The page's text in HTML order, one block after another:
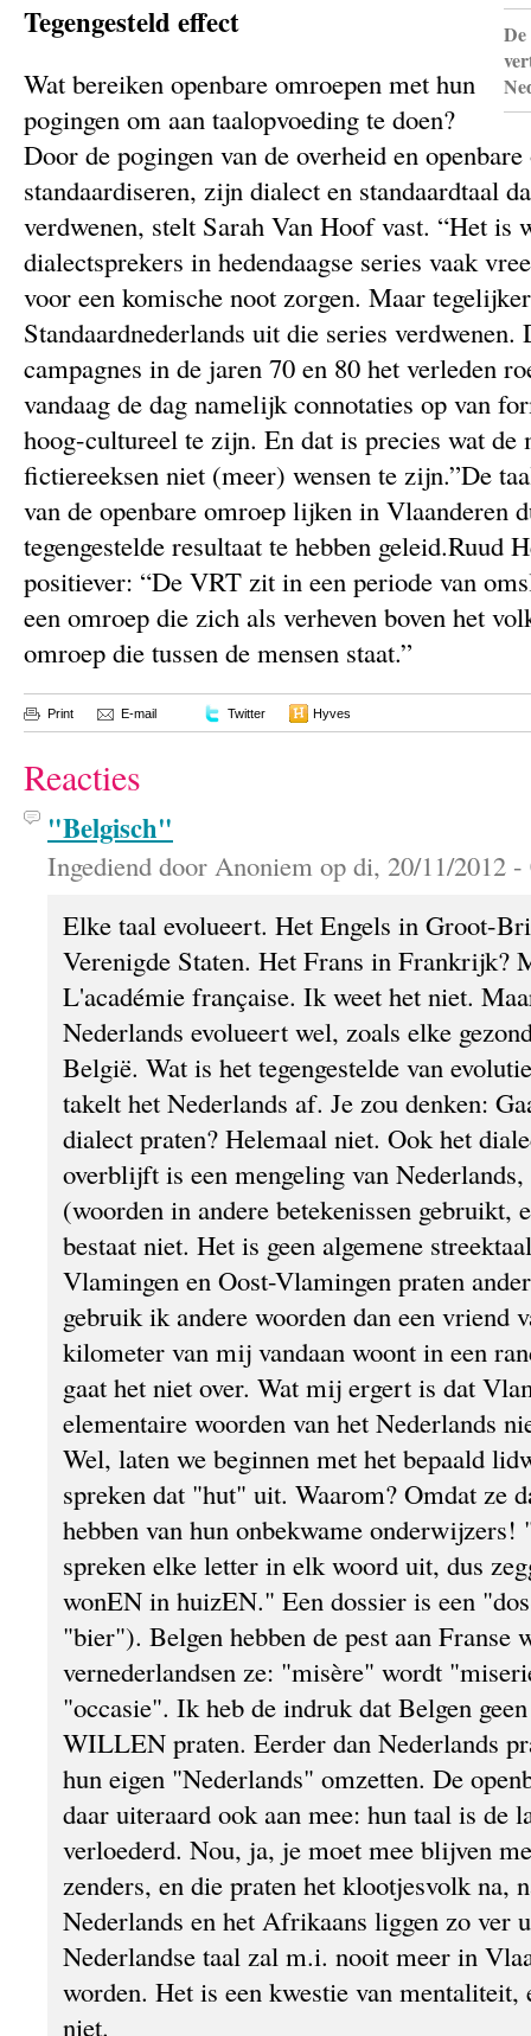
Tegengesteld effect
Wat bereiken openbare omroepen met hun
pogingen om aan taalopvoeding te doen?
Door de pogingen van de overheid en
standaardiseren, zijn dialect en standaardtaal
verdwenen, stelt Sarah Van Hoof vast. “Het is
dialectsprekers in hedendaagse series vaak
voor een komische noot zorgen. Maar
Standaardnederlands uit die series verdwenen.
campagnes in de jaren 70 en 80 het verleden
vandaag de dag namelijk connotaties op van
hoog-cultureel te zijn. En dat is precies wat de
fictiereeksen niet (meer) wensen te zijn.”De
van de openbare omroep lijken in Vlaanderen
tegengestelde resultaat te hebben geleid.Ruud
positiever: “De VRT zit in een periode van
een omroep die zich als verheven boven het
omroep die tussen de mensen staat.”
Print E-mail Twitter Hyves
Reacties
"Belgisch"
Ingediend door Anoniem op di, 20/11/2012 -
Elke taal evolueert. Het Engels in Groot-
Verenigde Staten. Het Frans in Frankrijk?
L'académie française. Ik weet het niet.
Nederlands evolueert wel, zoals elke
België. Wat is het tegengestelde van
takelt het Nederlands af. Je zou denken:
dialect praten? Helemaal niet. Ook het
overblijft is een mengeling van
(woorden in andere betekenissen gebruikt,
bestaat niet. Het is geen algemene
Vlamingen en Oost-Vlamingen praten
gebruik ik andere woorden dan een vriend
kilometer van mij vandaan woont in een
gaat het niet over. Wat mij ergert is dat
elementaire woorden van het Nederlands
Wel, laten we beginnen met het bepaald
spreken dat "hut" uit. Waarom? Omdat ze
hebben van hun onbekwame onderwijzers!
spreken elke letter in elk woord uit, dus
wonEN in huizEN." Een dossier is een
"bier"). Belgen hebben de pest aan Franse
vernederlandsen ze: "misère" wordt
"occasie". Ik heb de indruk dat Belgen
WILLEN praten. Eerder dan Nederlands
hun eigen "Nederlands" omzetten. De
daar uiteraard ook aan mee: hun taal is de
verloederd. Nou, ja, je moet mee blijven
zenders, en die praten het klootjesvolk na,
Nederlands en het Afrikaans liggen zo ver
Nederlandse taal zal m.i. nooit meer in
worden. Het is een kwestie van mentaliteit,
niet.